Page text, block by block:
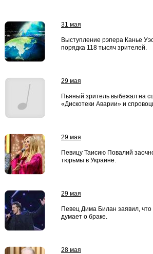
31 мая
Выступление рэпера Канье
порядка 118 тысяч зрителей.
29 мая
Пьяный зритель выбежал на
«Дискотеки Аварии» и
29 мая
Певицу Таисию Повалий
тюрьмы в Украине.
29 мая
Певец Дима Билан заявил,
думает о браке.
28 мая